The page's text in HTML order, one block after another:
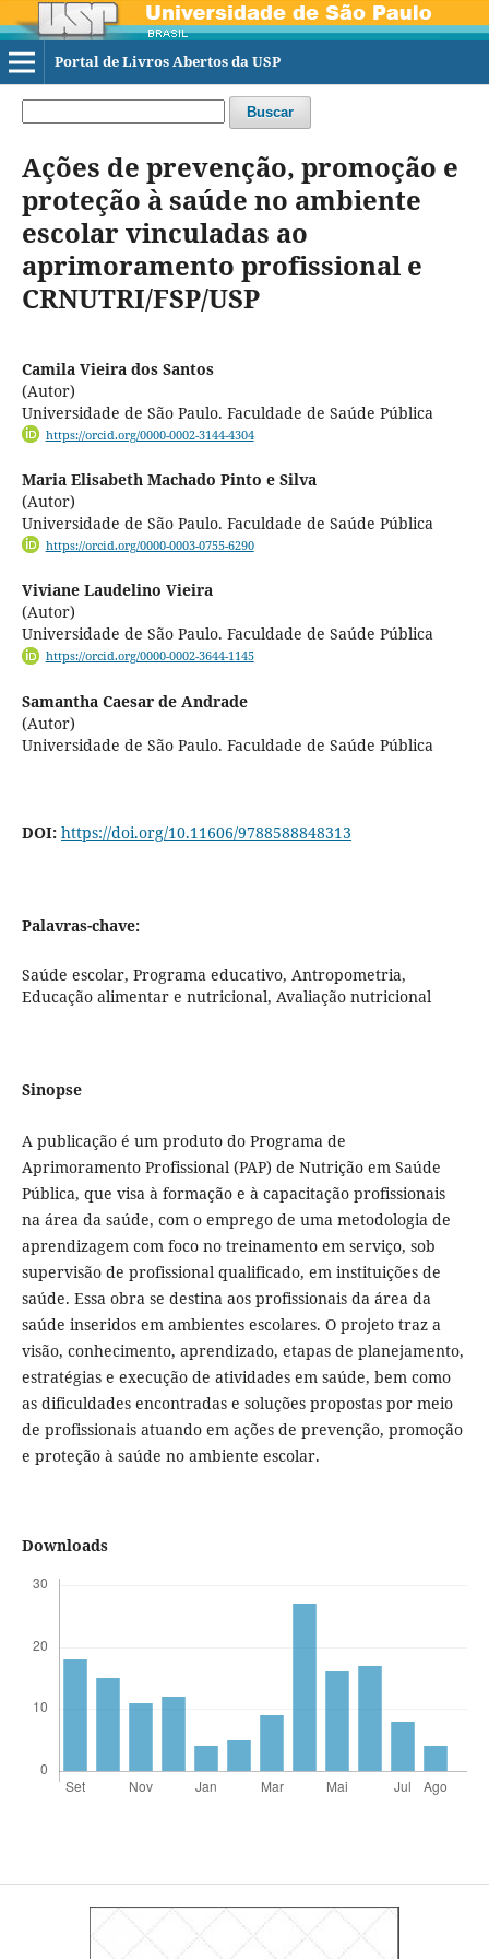
Portal de Livros Abertos da USP
Buscar
Ações de prevenção, promoção e
proteção à saúde no ambiente
escolar vinculadas ao
aprimoramento profissional e
CRNUTRI/FSP/USP
Camila Vieira dos Santos
(Autor)
Universidade de São Paulo. Faculdade de Saúde Pública
https://orcid.org/0000-0002-3144-4304
Maria Elisabeth Machado Pinto e Silva
(Autor)
Universidade de São Paulo. Faculdade de Saúde Pública
https://orcid.org/0000-0003-0755-6290
Viviane Laudelino Vieira
(Autor)
Universidade de São Paulo. Faculdade de Saúde Pública
https://orcid.org/0000-0002-3644-1145
Samantha Caesar de Andrade
(Autor)
Universidade de São Paulo. Faculdade de Saúde Pública
DOI: https://doi.org/10.11606/9788588848313
Palavras-chave:
Saúde escolar, Programa educativo, Antropometria,
Educação alimentar e nutricional, Avaliação nutricional
Sinopse
A publicação é um produto do Programa de
Aprimoramento Profissional (PAP) de Nutrição em Saúde
Pública, que visa à formação e à capacitação profissionais
na área da saúde, com o emprego de uma metodologia de
aprendizagem com foco no treinamento em serviço, sob
supervisão de profissional qualificado, em instituições de
saúde. Essa obra se destina aos profissionais da área da
saúde inseridos em ambientes escolares. O projeto traz a
visão, conhecimento, aprendizado, etapas de planejamento,
estratégias e execução de atividades em saúde, bem como
as dificuldades encontradas e soluções propostas por meio
de profissionais atuando em ações de prevenção, promoção
e proteção à saúde no ambiente escolar.
Downloads